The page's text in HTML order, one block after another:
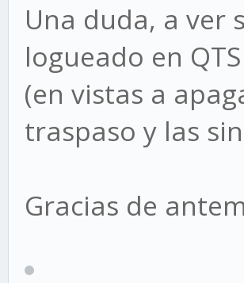
Una duda, a ver
logueado en
(en vistas a
traspaso y las
Gracias de